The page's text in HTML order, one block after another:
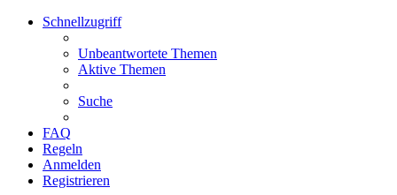
Schnellzugriff
Unbeantwortete Themen
Aktive Themen
Suche
FAQ
Regeln
Anmelden
Registrieren